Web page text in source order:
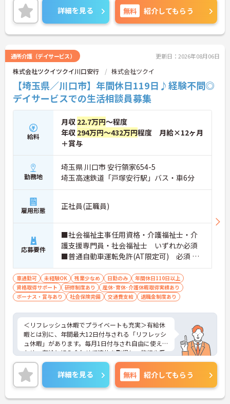
も磨いていけるやりがいのあるお仕事です。
＜夜勤なしでプライベートも充実！柔軟な働き方＞
勤務曜日は相談可能♪ライフスタイルに合わせた働
き方が可能です。産休・育休制度も整っており、長
詳細を見る 無料 紹介してもらう
通所介護（デイサービス） 更新日：2026年08月06日
株式会社ツクイツクイ川口安行 株式会社ツクイ
【埼玉県／川口市】年間休日119日♪経験不問◎
デイサービスでの生活相談員募集
給料
月収 22.7万円～程度
年収 294万円～432万円程度 月給×12ヶ月
＋賞与
勤務地
埼玉県 川口市 安行領家654-5
埼玉高速鉄道「戸塚安行駅」バス・車6分
雇用形態 正社員(正職員)
応募要件
■社会福祉主事任用資格・介護福祉士・介
護支援専門員・社会福祉士 いずれか必須
■普通自動車運転免許(AT限定可) 必須 ■
経験：不問
車通勤可 未経験OK 残業少なめ 日勤のみ
年間休日110日以上
資格取得サポート
研修制度あり
産休･育休･介護休暇取得実績あり
ボーナス・賞与あり
社会保険完備 交通費支給 退職金制度あり
＜リフレッシュ休暇でプライベートも充実＞有給休
暇とは別に、年間最大12日付与される「リフレッシ
ュ休暇」があります。毎月1日付与され自由に使える
ため、有給と組み合わせて連休を取得し、旅行や趣
味を楽しむスタッフも多くいます。夜勤がなく日勤
のみの勤務なので、生活リズムも整えやすく、仕事
とプライベートのメリハリをつけて無理なく働けま
す。
＜将来を見据えた多彩なキャリアパスと待遇＞「介
詳細を見る 無料 紹介してもらう